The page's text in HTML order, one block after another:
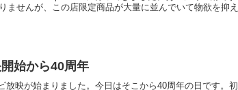
せんが、この店限定商品が大量に並んでいて物欲を抑え
始から40周年
放映が始まりました。今日はそこから40周年の日です。初